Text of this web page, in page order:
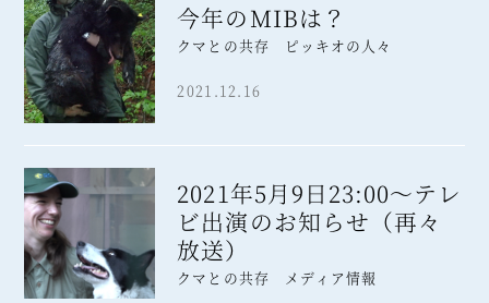
今年のMIBは？
クマとの共存 ピッキオの人々
2021.12.16
2021年5月9日23:00～テレ
ビ出演のお知らせ（再々
放送）
クマとの共存 メディア情報